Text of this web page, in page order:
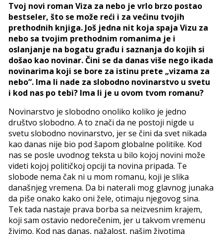
Tvoj novi roman Viza za nebo je vrlo brzo postao
bestseler, što se može reći i za većinu tvojih
prethodnih knjiga. Još jedna nit koja spaja Vizu za
nebo sa tvojim prethodnim romanima je i
oslanjanje na bogatu građu i saznanja do kojih si
došao kao novinar. Čini se da danas više nego ikada
novinarima koji se bore za istinu prete „vizama za
nebo“. Ima li nade za slobodno novinarstvo u svetu
i kod nas po tebi? Ima li je u ovom tvom romanu?
Novinarstvo je slobodno onoliko koliko je jedno
društvo slobodno. A to znači da ne postoji nigde u
svetu slobodno novinarstvo, jer se čini da svet nikada
kao danas nije bio pod šapom globalne politike. Kod
nas se posle uvodnog teksta u bilo kojoj novini može
videti kojoj političkoj opciji ta novina pripada. Te
slobode nema čak ni u mom romanu, koji je slika
današnjeg vremena. Da bi naterali mog glavnog junaka
da piše onako kako oni žele, otimaju njegovog sina.
Tek tada nastaje prava borba sa neizvesnim krajem,
koji sam ostavio nedorečenim, jer u takvom vremenu
živimo. Kod nas danas, nažalost, našim životima